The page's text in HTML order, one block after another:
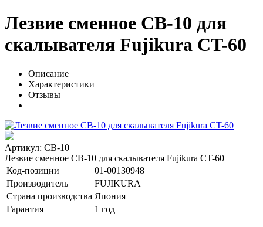
Лезвие сменное CB-10 для
скалывателя Fujikura CT-60
Описание
Характеристики
Отзывы
Артикул: CB-10
Лезвие сменное CB-10 для скалывателя Fujikura CT-60
Код-позиции
01-00130948
Производитель
FUJIKURA
Страна производства Япония
Гарантия
1 год